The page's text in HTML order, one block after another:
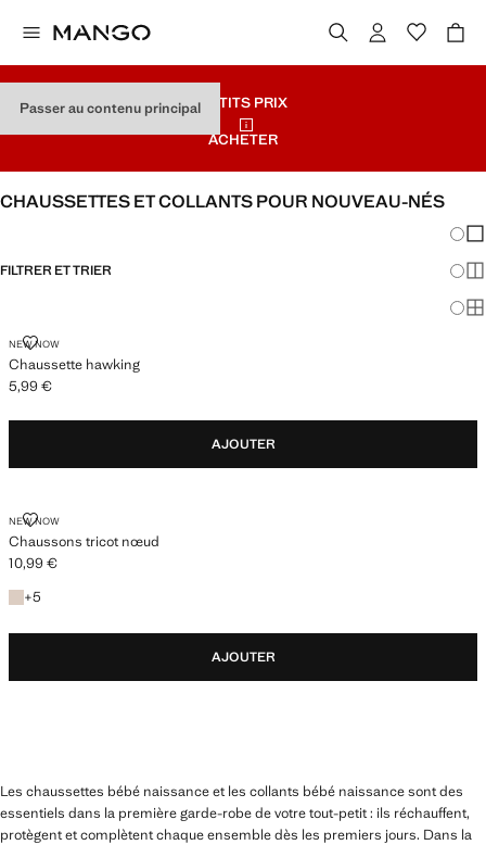
Passer au contenu principalPETITS PRIX
ACHETER
CHAUSSETTES ET COLLANTS POUR NOUVEAU-NÉS
FILTRER ET TRIER
NEW NOW
Chaussette hawking
CHAUSSETTE HAWKING
Prix actuel [5,99 € ]
5,99 €
AJOUTER
NEW NOW
Chaussons tricot nœud
CHAUSSONS TRICOT NŒUD
Prix actuel [10,99 € ]
10,99 €
+5
+5 couleurs
AJOUTER
Les chaussettes bébé naissance et les collants bébé naissance sont des
essentiels dans la première garde-robe de votre tout-petit : ils réchauffent,
protègent et complètent chaque ensemble dès les premiers jours. Dans la